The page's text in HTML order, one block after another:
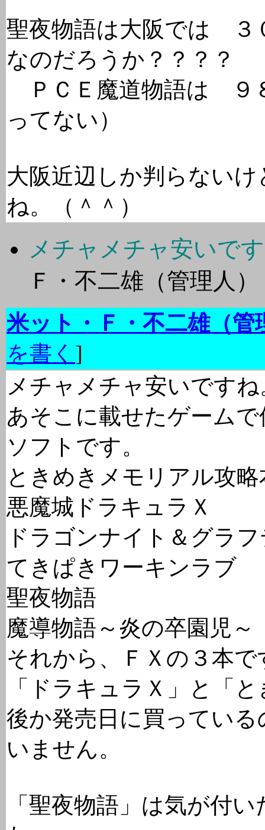
聖夜物語は大阪では ３
なのだろうか？？？？
ＰＣＥ魔道物語は ９
ってない）
大阪近辺しか判らない
ね。（＾＾）
メチャメチャ安いで
Ｆ・不二雄（管理人）
米ット・Ｆ・不二雄（管
を書く ]
メチャメチャ安いです
あそこに載せたゲーム
ソフトです。
ときめきメモリアル攻
悪魔城ドラキュラＸ
ドラゴンナイト＆グラ
てきぱきワーキンラブ
聖夜物語
魔導物語～炎の卒園児～
それから、ＦＸの３本で
「ドラキュラＸ」と「
後か発売日に買ってい
いません。
「聖夜物語」は気が付